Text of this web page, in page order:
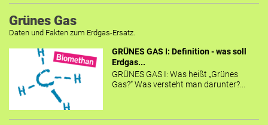
Grünes Gas
Daten und Fakten zum Erdgas-Ersatz.
GRÜNES GAS I: Definition - was soll
Erdgas...
GRÜNES GAS I: Was heißt „Grünes
Gas?“ Was versteht man darunter?...